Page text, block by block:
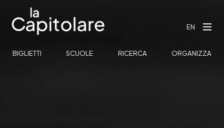
EN
BIGLIETTI SCUOLE RICERCA ORGANIZZA